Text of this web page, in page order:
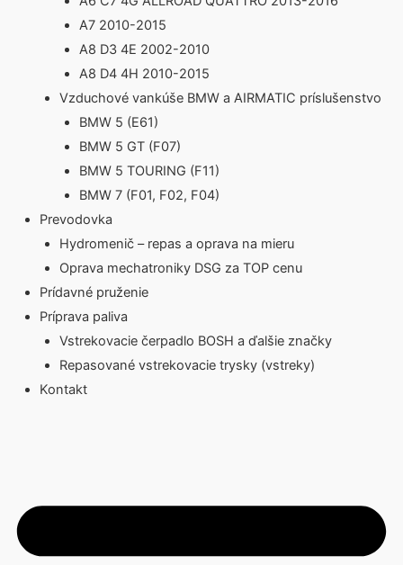
A7 2010-2015
A8 D3 4E 2002-2010
A8 D4 4H 2010-2015
Vzduchové vankúše BMW a AIRMATIC príslušenstvo
BMW 5 (E61)
BMW 5 GT (F07)
BMW 5 TOURING (F11)
BMW 7 (F01, F02, F04)
Prevodovka
Hydromenič – repas a oprava na mieru
Oprava mechatroniky DSG za TOP cenu
Prídavné pruženie
Príprava paliva
Vstrekovacie čerpadlo BOSH a ďalšie značky
Repasované vstrekovacie trysky (vstreky)
Kontakt